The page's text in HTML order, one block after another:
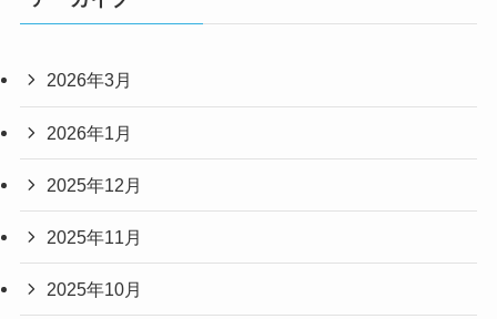
2026年3月
2026年1月
2025年12月
2025年11月
2025年10月